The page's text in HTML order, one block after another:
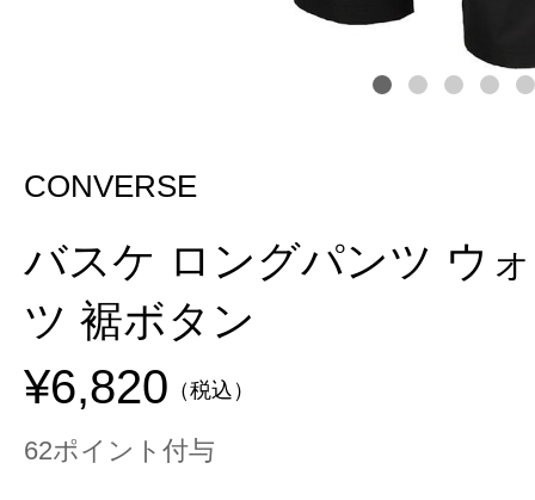
CONVERSE
バスケ ロングパンツ ウ
ツ 裾ボタン
¥6,820 （税込）
62ポイント付与